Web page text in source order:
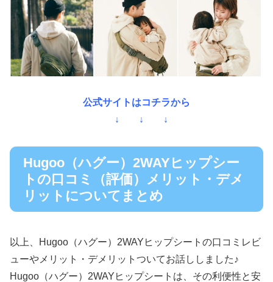
公式サイトはコチラから
↓ ↓ ↓
Hugoo（ハグー）2WAYヒップシー
トの口コミ（評価）メリット・デメ
リットについてまとめ
以上、Hugoo（ハグー）2WAYヒップシートの口コミレビ
ューやメリット・デメリットついてお話ししました♪
Hugoo（ハグー）2WAYヒップシートは、その利便性と安